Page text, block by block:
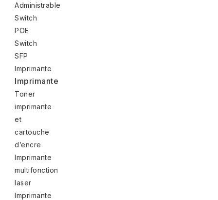
Administrable
Switch
POE
Switch
SFP
Imprimante
Imprimante
Toner
imprimante
et
cartouche
d’encre
Imprimante
multifonction
laser
Imprimante